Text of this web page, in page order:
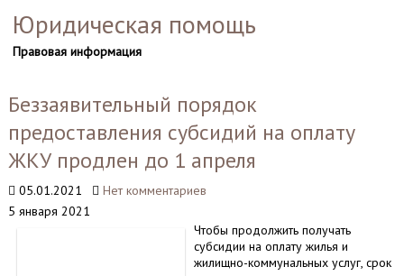
Юридическая помощь
Правовая информация
Беззаявительный порядок
предоставления субсидий на оплату
ЖКУ продлен до 1 апреля
05.01.2021
Нет комментариев
5 января 2021
Чтобы продолжить получать
субсидии на оплату жилья и
жилищно-коммунальных услуг, срок